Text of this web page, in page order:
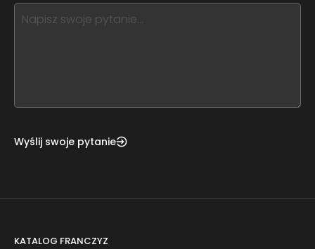
this,
leave
Wyślij swoje pytanie
KATALOG FRANCZYZ